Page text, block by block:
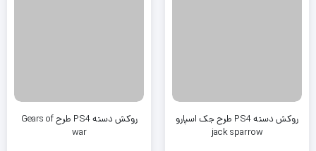
روکش دسته PS4 طرح جک اسپارو
jack sparrow
روکش دسته PS4 طرح Gears of
war